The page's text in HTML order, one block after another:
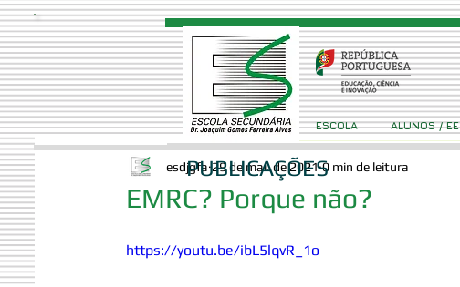
EMRC? Porque não?
esdjgfa 29 de mai. de 2021 0 min de leitura
https://youtu.be/ibL5lqvR_1o
PUBLICAÇÕES
ESCOLA ALUNOS / EE